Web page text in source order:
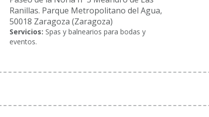
Ranillas. Parque Metropolitano del Agua,
50018 Zaragoza (Zaragoza)
Servicios: Spas y balnearios para bodas y
eventos.